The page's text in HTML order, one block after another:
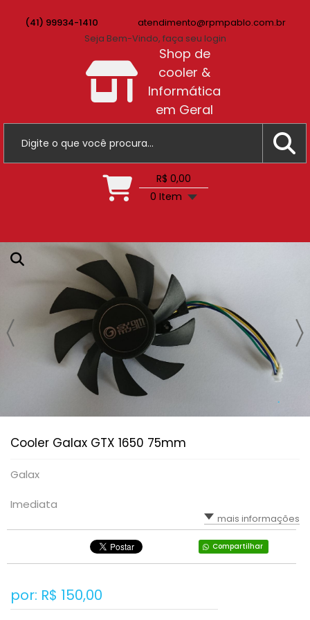
Shop de
cooler &
Informática
em Geral
(41) 99934-1410
atendimento@rpmpablo.com.br
Seja Bem-Vindo, faça seu login
R$ 0,00
0 Item
Cooler Galax GTX 1650 75mm
Galax
Imediata
mais informações
Compartilhar
por: R$ 150,00